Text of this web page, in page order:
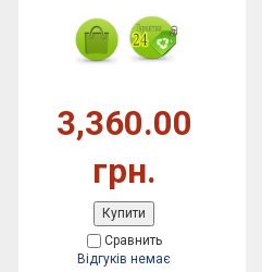
3,360.00
грн.
Купити
Сравнить
Відгуків немає